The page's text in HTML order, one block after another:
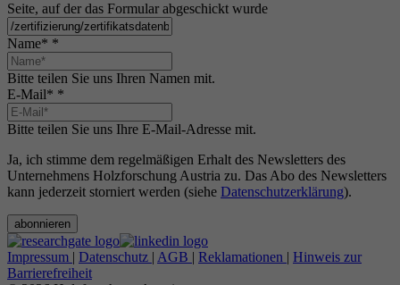
Seite, auf der das Formular abgeschickt wurde
Name* *
Bitte teilen Sie uns Ihren Namen mit.
E-Mail* *
Bitte teilen Sie uns Ihre E-Mail-Adresse mit.
Ja, ich stimme dem regelmäßigen Erhalt des Newsletters des
Unternehmens Holzforschung Austria zu. Das Abo des Newsletters
kann jederzeit storniert werden (siehe Datenschutzerklärung).
abonnieren
Impressum | Datenschutz | AGB | Reklamationen | Hinweis zur
Barrierefreiheit